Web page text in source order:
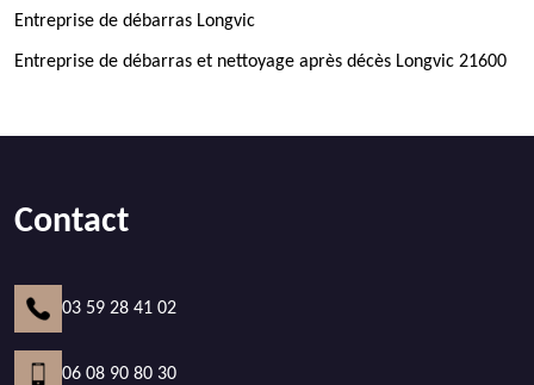
Entreprise de débarras Longvic
Entreprise de débarras et nettoyage après décès Longvic 21600
Contact
03 59 28 41 02
06 08 90 80 30